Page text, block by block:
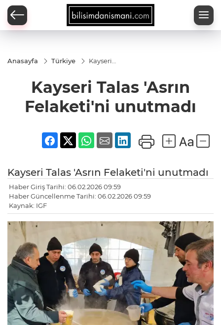
Anasayfa Türkiye
Kayseri
Felaketi'ni
unutmadı
Kayseri Talas 'Asrın
Felaketi'ni unutmadı
Kayseri Talas 'Asrın Felaketi'ni unutmadı
Haber Giriş Tarihi: 06.02.2026 09:59
Haber Güncellenme Tarihi: 06.02.2026 09:59
Kaynak: IGF